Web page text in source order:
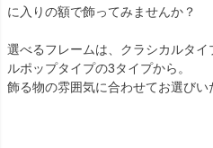
に入りの額で飾ってみませんか？
選べるフレームは、クラシカルタ
ルポップタイプの3タイプから。
飾る物の雰囲気に合わせてお選びい